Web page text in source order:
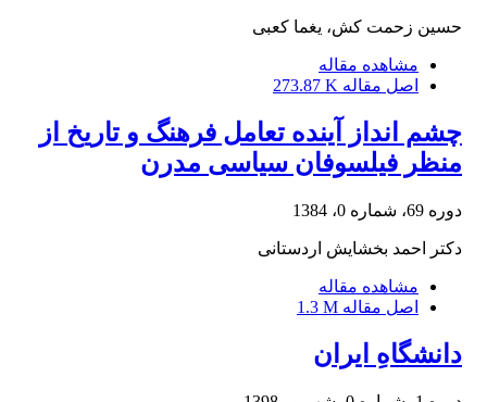
حسین زحمت کش، یغما کعبی
مشاهده مقاله
اصل مقاله 273.87 K
چشم انداز آینده تعامل فرهنگ و تاریخ از
منظر فیلسوفان سیاسی مدرن
دوره 69، شماره 0، 1384
دکتر احمد بخشایش اردستانی
مشاهده مقاله
اصل مقاله 1.3 M
دانشگاهِ ایران